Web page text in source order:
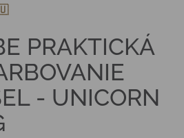
PRAKTICKÁ
- UNICORN